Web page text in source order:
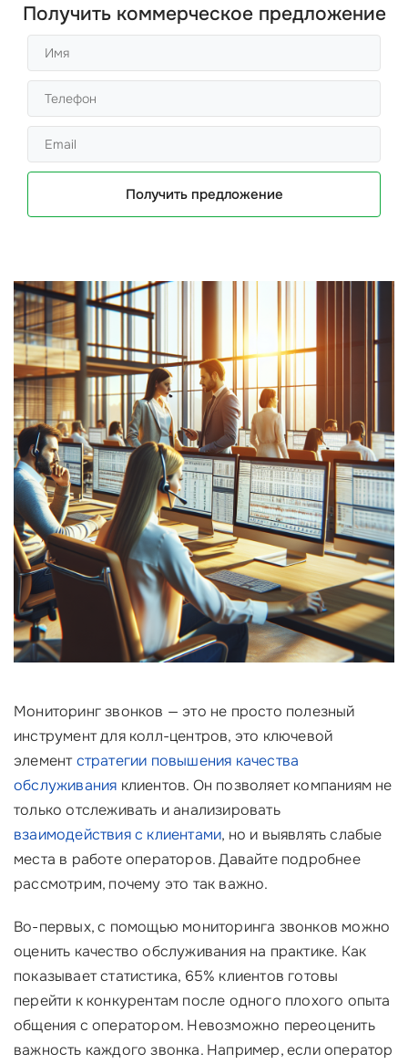
Получить коммерческое предложение
Получить предложение
Мониторинг звонков — это не просто полезный
инструмент для колл-центров, это ключевой
элементстратегии повышения качества
обслуживания клиентов. Он позволяет компаниям не
только отслеживать и анализировать
взаимодействия с клиентами, но и выявлять слабые
места в работе операторов. Давайте подробнее
рассмотрим, почему это так важно.
Во-первых, с помощью мониторинга звонков можно
оценить качество обслуживания на практике. Как
показывает статистика, 65% клиентов готовы
перейти к конкурентам после одного плохого опыта
общения с оператором. Невозможно переоценить
важность каждого звонка. Например, если оператор